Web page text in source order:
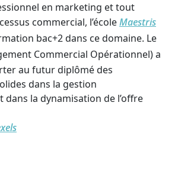
en marketing et tout
commercial, l’écoleMaestris
bac+2 dans ce domaine. Le
Commercial Opérationnel) a
au futur diplômé des
dans la gestion
dans la dynamisation de l’offre